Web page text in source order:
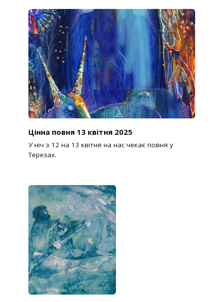
Цінна повня 13 квітня 2025
У ніч з 12 на 13 квітня на нас чекає повня у
Терезах.